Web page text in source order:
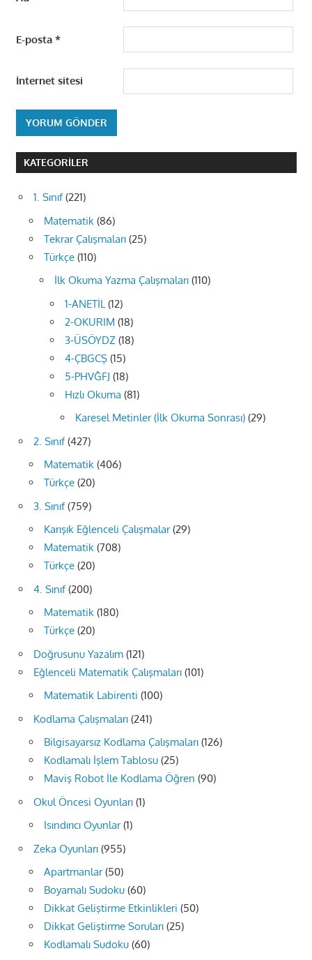
E-posta *
İnternet sitesi
KATEGORILER
1. Sınıf(221)
Matematik (86)
Tekrar Çalışmaları (25)
Türkçe (110)
İlk Okuma Yazma Çalışmaları (110)
1-ANETİL(12)
2-OKURIM (18)
3-ÜSÖYDZ (18)
4-ÇBGCŞ (15)
5-PHVĞFJ (18)
Hızlı Okuma (81)
Karesel Metinler (İlk Okuma Sonrası) (29)
2. Sınıf(427)
Matematik (406)
Türkçe (20)
3. Sınıf(759)
Karışık Eğlenceli Çalışmalar(29)
Matematik (708)
Türkçe (20)
4. Sınıf(200)
Matematik (180)
Türkçe (20)
Doğrusunu Yazalım (121)
Eğlenceli Matematik Çalışmaları (101)
Matematik Labirenti (100)
Kodlama Çalışmaları (241)
Bilgisayarsız Kodlama Çalışmaları (126)
Kodlamalı İşlem Tablosu (25)
Maviş Robot İle Kodlama Öğren (90)
Okul Öncesi Oyunları (1)
Isındırıcı Oyunlar(1)
Zeka Oyunları (955)
Apartmanlar(50)
Boyamalı Sudoku (60)
Dikkat Geliştirme Etkinlikleri (50)
Dikkat Geliştirme Soruları (25)
Kodlamalı Sudoku (60)